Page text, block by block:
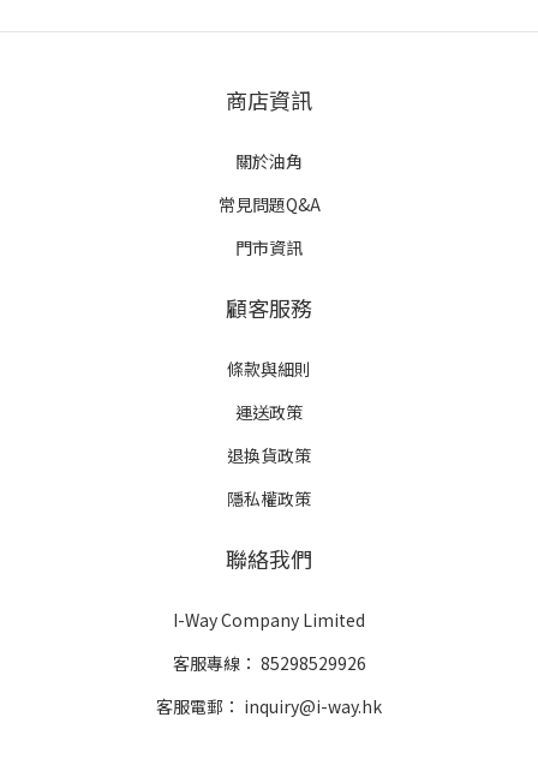
商店資訊
關於油角
常見問題Q&A
門市資訊
顧客服務
條款與細則
運送政策
退換貨政策
隱私權政策
聯絡我們
I-Way Company Limited
客服專線： 85298529926
客服電郵： inquiry@i-way.hk